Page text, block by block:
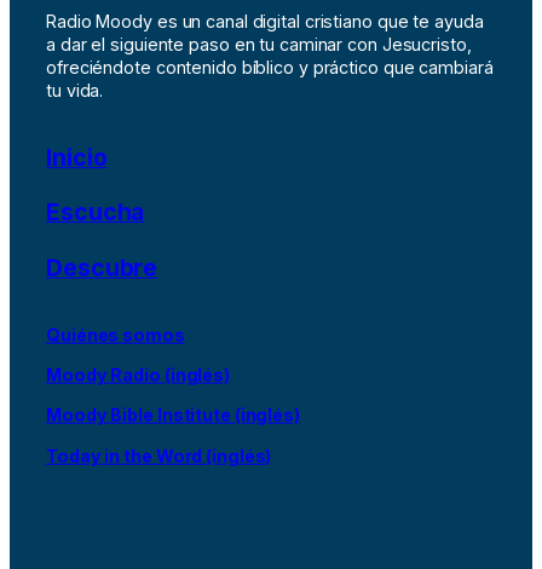
Radio Moody es un canal digital cristiano que te ayuda
a dar el siguiente paso en tu caminar con Jesucristo,
ofreciéndote contenido bíblico y práctico que cambiará
tu vida.
Inicio
Escucha
Descubre
Quiénes somos
Moody Radio (inglés)
Moody Bible Institute (inglés)
Today in the Word (inglés)